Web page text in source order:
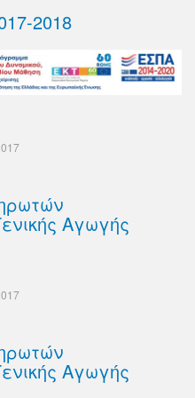
2018
Αγωγής
Αγωγής